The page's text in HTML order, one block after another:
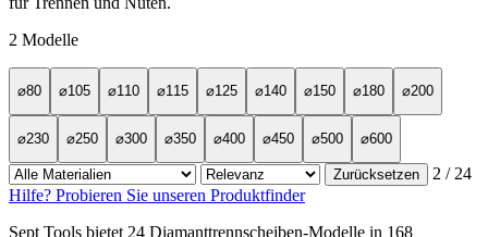
2 Modelle
⌀80 ⌀105 ⌀110 ⌀115 ⌀125 ⌀140 ⌀150 ⌀180 ⌀200
⌀230 ⌀250 ⌀300 ⌀350 ⌀400 ⌀450 ⌀500 ⌀600
Zurücksetzen 2 / 24
Hilfe? Probieren Sie unseren Produktfinder
Sept Tools bietet 24 Diamanttrennscheiben-Modelle in 168